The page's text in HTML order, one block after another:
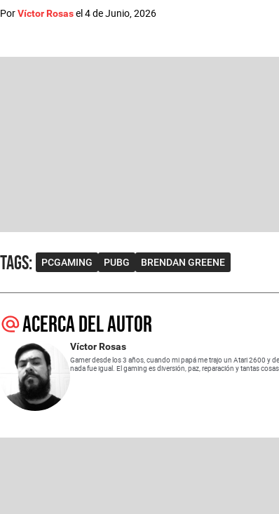
PorVíctor Rosasel4 de Junio, 2026
Tags: PCGAMING PUBG BRENDAN GREENE
Acerca del autor
Víctor Rosas
Gamer desde los 3 años, cuando mi papá me trajo un Atari 2600 y
nada fue igual. El gaming es diversión, paz, reparación y tantas cosas